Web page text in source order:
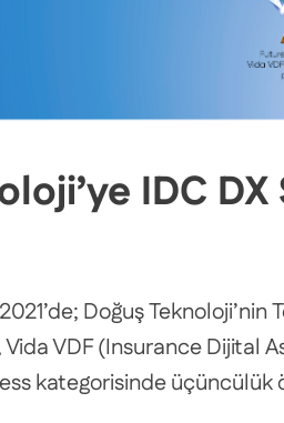
IDC
Doğuş
VDF (Insurance
kategorisinde üçüncülük